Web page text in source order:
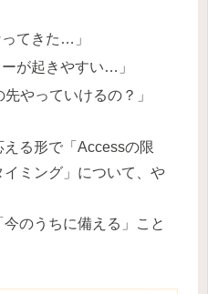
てきた…」
が起きやすい…」
やっていけるの？」
る形で「Accessの限
ミング」について、や
のうちに備える」こと